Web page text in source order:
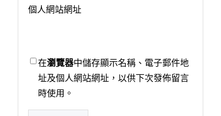
個人網站網址
在瀏覽器中儲存顯示名稱、電子郵件地
址及個人網站網址，以供下次發佈留言
時使用。